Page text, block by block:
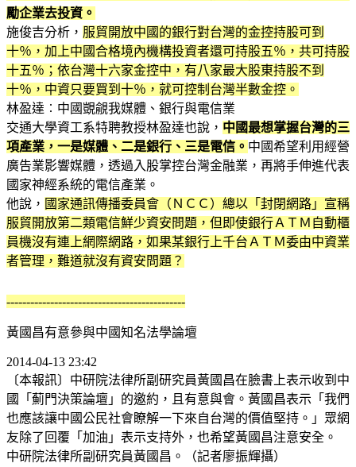
勵企業去投資。
施俊吉分析， 服貿開放中國的銀行對台灣的金控持股可到
十％，加上中國合格境內機構投資者還可持股五％，共可持股
十五％；依台灣十六家金控中，有八家最大股東持股不到
十％，中資只要買到十％，就可控制台灣半數金控。
林盈達︰中國覬覦我媒體、銀行與電信業
交通大學資工系特聘教授林盈達也說， 中國最想掌握台灣的三
項產業，一是媒體、二是銀行、三是電信。 中國希望利用經營
廣告業影響媒體，透過入股掌控台灣金融業，再將手伸進代表
國家神經系統的電信產業。
他說， 國家通訊傳播委員會（ＮＣＣ）總以「封閉網路」宣稱
服貿開放第二類電信鮮少資安問題，但即使銀行ＡＴＭ自動櫃
員機沒有連上網際網路，如果某銀行上千台ＡＴＭ委由中資業
者管理，難道就沒有資安問題？
---------------------------------------------
黃國昌有意參與中國知名法學論壇
2014-04-13 23:42
〔本報訊〕中研院法律所副研究員黃國昌在臉書上表示收到中
國「薊門決策論壇」的邀約，且有意與會。黃國昌表示「我們
也應該讓中國公民社會瞭解一下來自台灣的價值堅持。」眾網
友除了回覆「加油」表示支持外，也希望黃國昌注意安全。
中研院法律所副研究員黃國昌。（記者廖振輝攝）